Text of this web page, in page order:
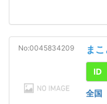
No:0045834209 まこ
ID
全国